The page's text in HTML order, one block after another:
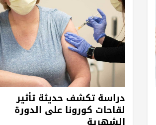
دراسة تكشف حديثة تأثير
لقاحات كورونا على الدورة